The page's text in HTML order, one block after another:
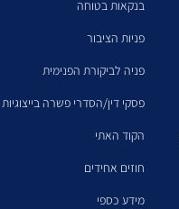
בנקאות בטוחה
פניות הציבור
פניה לביקורת הפנימית
פסקי דין/הסדרי פשרה בייצוגיות
הקוד האתי
חוזים אחידים
מידע כספי